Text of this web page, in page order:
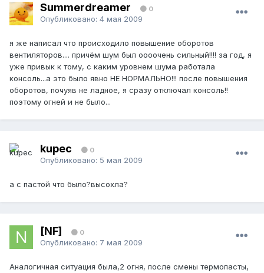
Summerdreamer 0
Опубликовано: 4 мая 2009
я же написал что происходило повышение оборотов
вентиляторов.... причём шум был оооочень сильный!!!! за год, я
уже привык к тому, с каким уровнем шума работала
консоль...а это было явно НЕ НОРМАЛЬНО!!! после повышения
оборотов, почуяв не ладное, я сразу отключал консоль!!
поэтому огней и не было...
kupec 0
Опубликовано: 5 мая 2009
а с пастой что было?высохла?
[NF] 0
Опубликовано: 7 мая 2009
Аналогичная ситуация была,2 огня, после смены термопасты,